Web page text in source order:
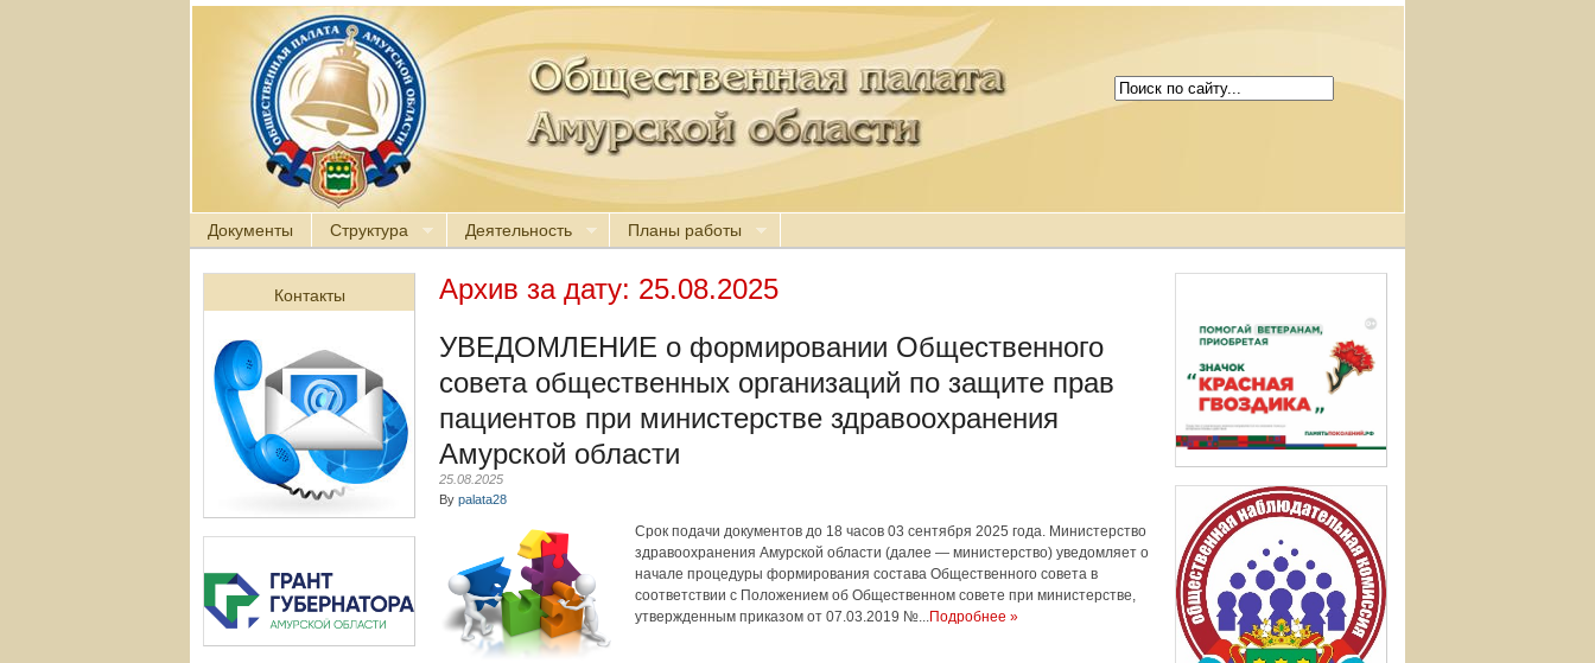
Документы Структура Деятельность Планы работы
Контакты Архив за дату: 25.08.2025
УВЕДОМЛЕНИЕ о формировании Общественного
совета общественных организаций по защите прав
пациентов при министерстве здравоохранения
Амурской области
25.08.2025
By palata28
Срок подачи документов до 18 часов 03 сентября 2025 года. Министерство
здравоохранения Амурской области (далее — министерство) уведомляет о
начале процедуры формирования состава Общественного совета в
соответствии с Положением об Общественном совете при министерстве,
утвержденным приказом от 07.03.2019 №...Подробнее »